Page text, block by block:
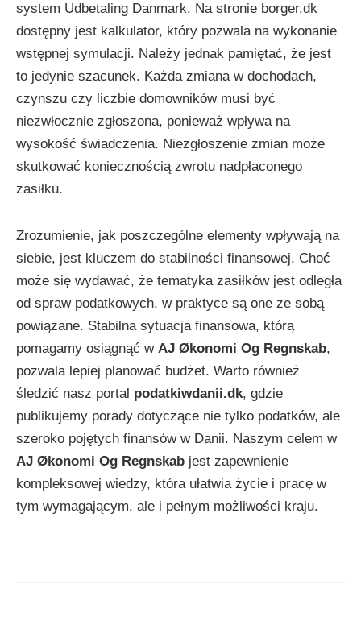
system Udbetaling Danmark. Na stronie borger.dk
dostępny jest kalkulator, który pozwala na wykonanie
wstępnej symulacji. Należy jednak pamiętać, że jest
to jedynie szacunek. Każda zmiana w dochodach,
czynszu czy liczbie domowników musi być
niezwłocznie zgłoszona, ponieważ wpływa na
wysokość świadczenia. Niezgłoszenie zmian może
skutkować koniecznością zwrotu nadpłaconego
zasiłku.
Zrozumienie, jak poszczególne elementy wpływają na
siebie, jest kluczem do stabilności finansowej. Choć
może się wydawać, że tematyka zasiłków jest odległa
od spraw podatkowych, w praktyce są one ze sobą
powiązane. Stabilna sytuacja finansowa, którą
pomagamy osiągnąć w AJ Økonomi Og Regnskab,
pozwala lepiej planować budżet. Warto również
śledzić nasz portal podatkiwdanii.dk, gdzie
publikujemy porady dotyczące nie tylko podatków, ale
szeroko pojętych finansów w Danii. Naszym celem w
AJ Økonomi Og Regnskab jest zapewnienie
kompleksowej wiedzy, która ułatwia życie i pracę w
tym wymagającym, ale i pełnym możliwości kraju.